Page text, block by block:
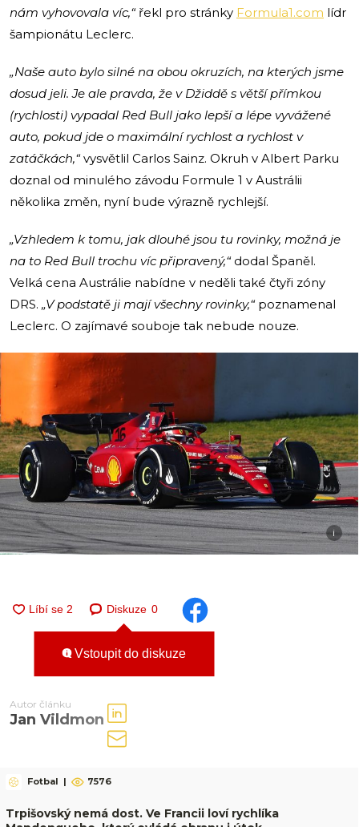
nám vyhovovala víc,“řekl pro stránky Formula1.com lídr
šampionátu Leclerc.
„Naše auto bylo silné na obou okruzích, na kterých jsme
dosud jeli. Je ale pravda, že v Džiddě s větší přímkou
(rychlosti) ​​vypadal Red Bull jako lepší a lépe vyvážené
auto, pokud jde o maximální rychlost a rychlost v
zatáčkách,“vysvětlil Carlos Sainz. Okruh v Albert Parku
doznal od minulého závodu Formule 1 v Austrálii
několika změn, nyní bude výrazně rychlejší.
„Vzhledem k tomu, jak dlouhé jsou tu rovinky, možná je
na to Red Bull trochu víc připravený,“dodal Španěl.
Velká cena Austrálie nabídne v neděli také čtyři zóny
DRS. „V podstatě ji mají všechny rovinky,“poznamenal
Leclerc. O zajímavé souboje tak nebude nouze.
i
Diskuze 0
Vstoupit do diskuze
Autor článku
Jan Vildmon
Fotbal | 7576
Trpišovský nemá dost. Ve Francii loví rychlíka